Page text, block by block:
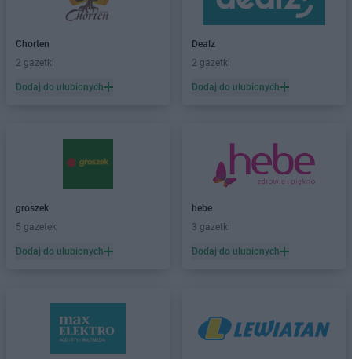
Chrzanów
JYSK
JYSK
Cieszyn
JYSK Częstochowa
Dębica
Działdowo
JYSK Elbląg
JYSK Ełk
Gdańsk
Gdynia
Giżycko
Chorten
2 gazetki
Dodaj do ulubionych
Dealz
2 gazetki
Dodaj do ulubionych
groszek
5 gazetek
Dodaj do ulubionych
hebe
3 gazetki
Dodaj do ulubionych